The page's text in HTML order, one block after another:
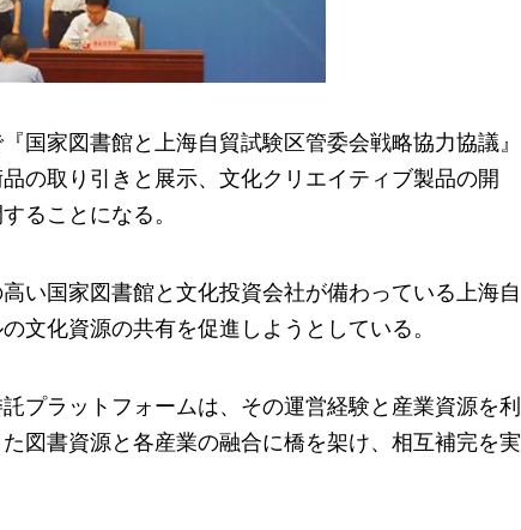
国家図書館と上海自貿試験区管委会戦略協力協議』
の取り引きと展示、文化クリエイティブ製品の開
することになる。
い国家図書館と文化投資会社が備わっている上海自
文化資源の共有を促進しようとしている。
プラットフォームは、その運営経験と産業資源を利
図書資源と各産業の融合に橋を架け、相互補完を実